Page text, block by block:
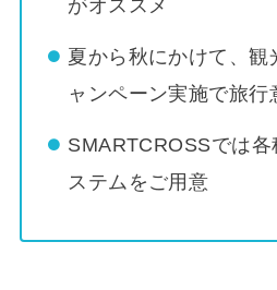
がオススメ
夏から秋にかけて、観
ャンペーン実施で旅
SMARTCROSSでは
ステムをご用意